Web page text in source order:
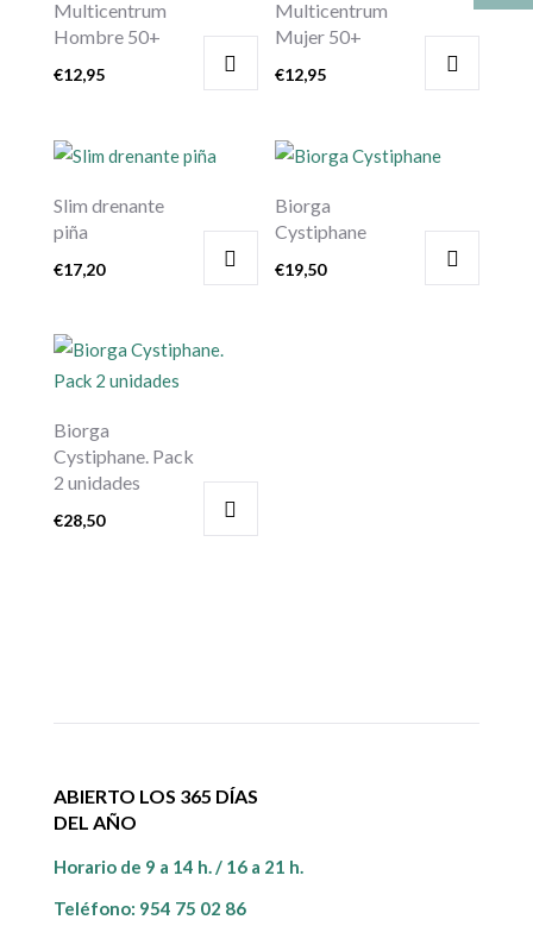
Multicentrum
Hombre 50+
€12,95
Multicentrum
Mujer 50+
€12,95
Slim drenante
piña
€17,20
Biorga
Cystiphane
€19,50
Biorga
Cystiphane. Pack
2 unidades
€28,50
ABIERTO LOS 365 DÍAS
DEL AÑO
Horario de 9 a 14 h. / 16 a 21 h.
Teléfono: 954 75 02 86